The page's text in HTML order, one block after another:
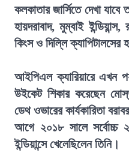
কলকাতার জার্সিতে দেখা
হায়দরাবাদ, মুম্বাই
কিংস ও দিল্লি ক্যাপিটালসের
আইপিএল ক্যারিয়ারে এখন
উইকেট শিকার করেছেন
ডেথ ওভারের কার্যকারিতা
আগে ২০১৮ সালে সর্বোচ্চ
ইন্ডিয়ান্সে খেলেছিলেন তিনি।